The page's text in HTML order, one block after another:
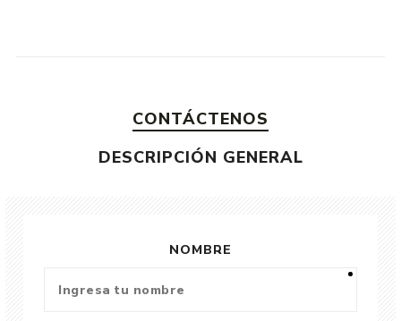
CONTÁCTENOS
DESCRIPCIÓN GENERAL
NOMBRE